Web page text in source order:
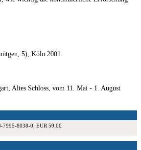
5), Köln 2001.
Altes Schloss, vom 11. Mai - 1. August
7995-8038-0, EUR 59,00